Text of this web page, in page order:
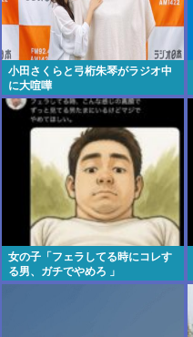
小田さくらと弓桁朱琴がラジオ中
に大喧嘩
女の子「フェラしてる時にコレす
る男、ガチでやめろ 」